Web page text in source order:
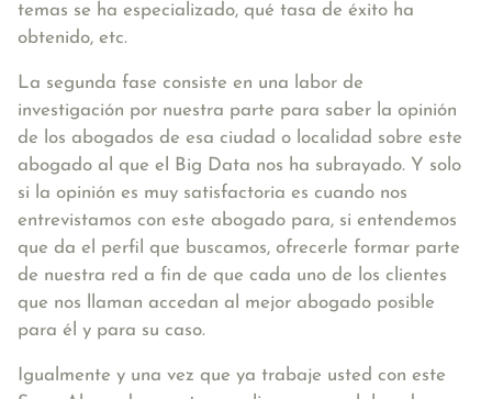
temas se ha especializado, qué tasa de éxito ha
obtenido, etc.
La segunda fase consiste en una labor de
investigación por nuestra parte para saber la opinión
de los abogados de esa ciudad o localidad sobre este
abogado al que el Big Data nos ha subrayado. Y solo
si la opinión es muy satisfactoria es cuando nos
entrevistamos con este abogado para, si entendemos
que da el perfil que buscamos, ofrecerle formar parte
de nuestra red a fin de que cada uno de los clientes
que nos llaman accedan al mejor abogado posible
para él y para su caso.
Igualmente y una vez que ya trabaje usted con este